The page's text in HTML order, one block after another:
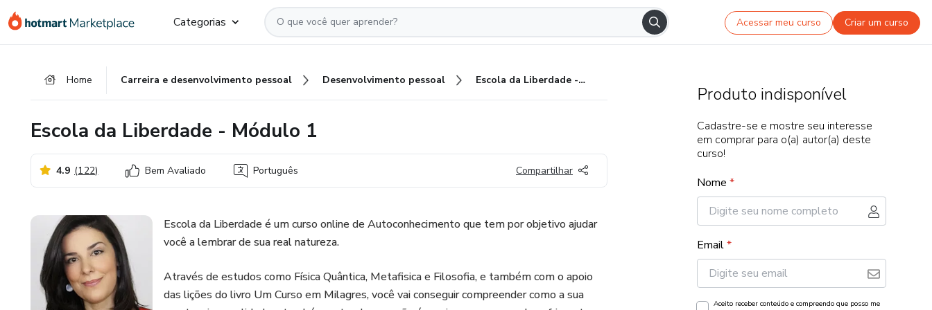
para
para
para
Categorias Acessar meu curso Criar um curso
Home Carreira e desenvolvimento pessoal Desenvolvimento pessoal Escola da Liberdade - Módulo 1
Escola da Liberdade - Módulo 1
4.9 (122) Bem Avaliado Português Compartilhar
Escola da Liberdade é um curso online de Autoconhecimento que tem por objetivo ajudar
você a lembrar de sua real natureza.
Através de estudos como Física Quântica, Metafisica e Filosofia, e também com o apoio
das lições do livro Um Curso em Milagres, você vai conseguir compreender como a sua
Produto indisponível
Cadastre-se e mostre seu interesse
em comprar para o(a) autor(a) deste
curso!
Nome *
Email*
Aceito receber conteúdo e compreendo que posso me